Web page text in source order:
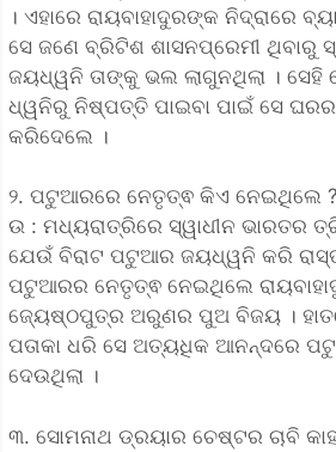
। ଏହାରେ ରାୟବାହାଦୁରଙ୍କ ନିଦ୍ରାରେ
ସେ ଜଣେ ବ୍ରିଟିଶ ଶାସନପ୍ରେମୀ ଥିବାରୁ
ଜୟଧ୍ୱନି ତାଙ୍କୁ ଭଲ ଲାଗୁନଥିଲା ।
ଧ୍ୱନିରୁ ନିଷ୍ପତ୍ତି ପାଇବା ପାଇଁ ସେ
କରିଦେଲେ ।
୨. ପଟୁଆରରେ ନେତୃତ୍ଵ କିଏ ନେଇଥିଲେ ?
ଉ : ମଧ୍ୟରାତ୍ରିରେ ସ୍ୱାଧୀନ ଭାରତର
ଯେଉଁ ବିରାଟ ପଟୁଆର ଜୟଧ୍ୱନି କରି
ପଟୁଆରର ନେତୃତ୍ଵ ନେଇଥିଲେ
ଜ୍ୟେଷ୍ଠପୁତ୍ର ଅରୁଣର ପୁଅ ବିଜୟ ।
ପତାକା ଧରି ସେ ଅତ୍ୟଧିକ ଆନନ୍ଦରେ
ଦେଉଥିଲା ।
୩. ସୋମନାଥ ଡ୍ରୟାର ଚେଷ୍ଟର ଚାବି